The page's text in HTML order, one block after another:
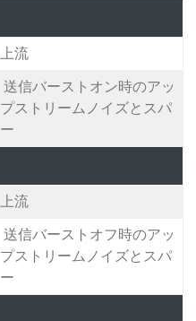
上流
送信バーストオン時のアッ
プストリームノイズとスパ
ー
上流
送信バーストオフ時のアッ
プストリームノイズとスパ
ー